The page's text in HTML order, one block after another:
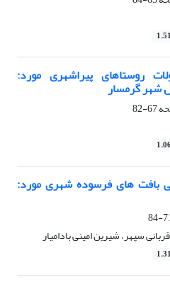
روستاهای پیراشهری مورد:
شهر گرمسار
67-82
بافت های فرسوده شهری مورد:
سپهر، شیرین امینی بادامیار